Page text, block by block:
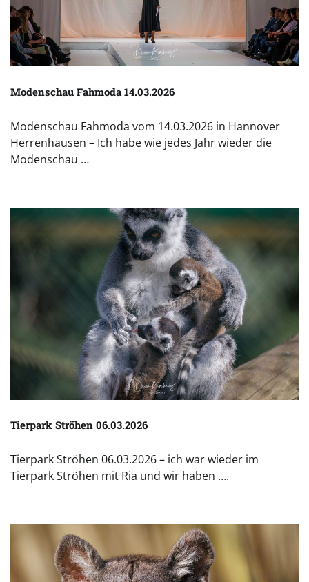
Modenschau Fahmoda 14.03.2026
Modenschau Fahmoda vom 14.03.2026 in Hannover
Herrenhausen – Ich habe wie jedes Jahr wieder die
Modenschau …
Tierpark Ströhen 06.03.2026
Tierpark Ströhen 06.03.2026 – ich war wieder im
Tierpark Ströhen mit Ria und wir haben ….